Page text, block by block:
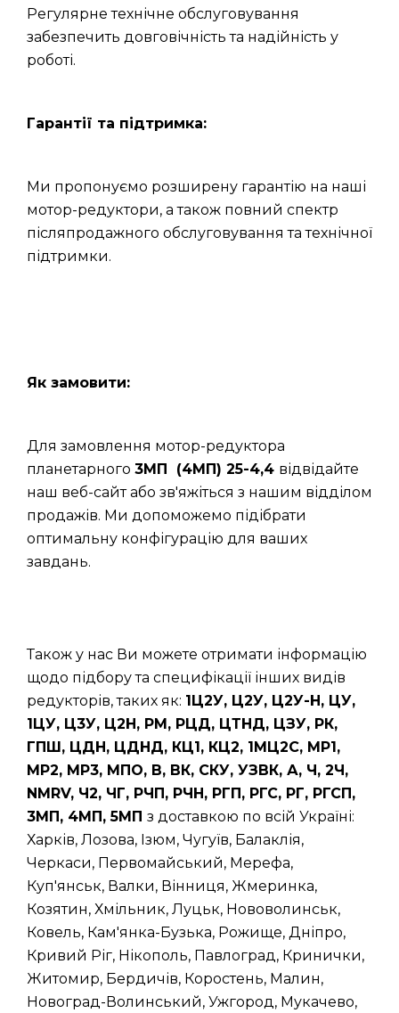
Регулярне технічне обслуговування
забезпечить довговічність та надійність у
роботі.
Гарантії та підтримка:
Ми пропонуємо розширену гарантію на наші
мотор-редуктори, а також повний спектр
післяпродажного обслуговування та технічної
підтримки.
Як замовити:
Для замовлення мотор-редуктора
планетарного 3МП (4МП) 25-4,4 відвідайте
наш веб-сайт або зв'яжіться з нашим відділом
продажів. Ми допоможемо підібрати
оптимальну конфігурацію для ваших
завдань.
Також у нас Ви можете отримати інформацію
щодо підбору та специфікації інших видів
редукторів, таких як: 1Ц2У, Ц2У, Ц2У-Н, ЦУ,
1ЦУ, Ц3У, Ц2Н, РМ, РЦД, ЦТНД, ЦЗУ, РК,
ГПШ, ЦДН, ЦДНД, КЦ1, КЦ2, 1МЦ2С, МР1,
МР2, МР3, МПО, В, ВК, СКУ, УЗВК, А, Ч, 2Ч,
NMRV, Ч2, ЧГ, РЧП, РЧН, РГП, РГС, РГ, РГСП,
3МП, 4МП, 5МП з доставкою по всій Україні:
Харків, Лозова, Ізюм, Чугуїв, Балаклія,
Черкаси, Первомайський, Мерефа,
Куп'янськ, Валки, Вінниця, Жмеринка,
Козятин, Хмільник, Луцьк, Нововолинськ,
Ковель, Кам'янка-Бузька, Рожище, Дніпро,
Кривий Ріг, Нікополь, Павлоград, Кринички,
Житомир, Бердичів, Коростень, Малин,
Новоград-Волинський, Ужгород, Мукачево,